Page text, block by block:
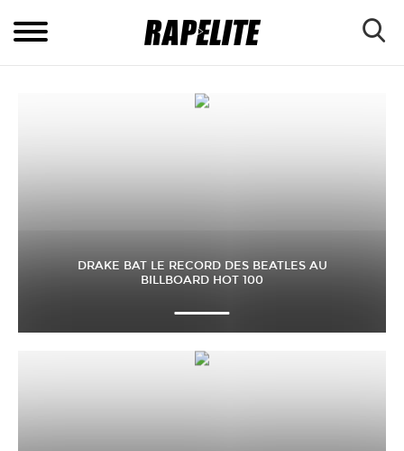
DRAKE BAT LE RECORD DES BEATLES AU
BILLBOARD HOT 100